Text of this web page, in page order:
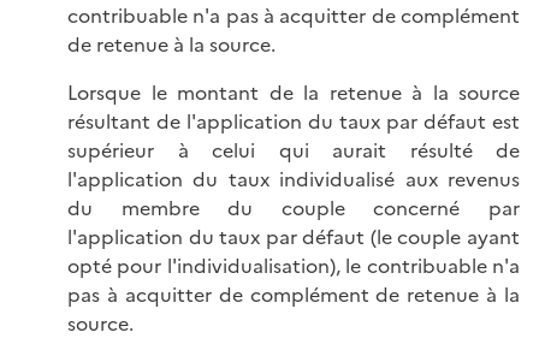
contribuable n'a pas à acquitter de complément
de retenue à la source.
Lorsque le montant de la retenue à la source
résultant de l'application du taux par défaut est
supérieur à celui qui aurait résulté de
l'application du taux individualisé aux revenus
du membre du couple concerné par
l'application du taux par défaut (le couple ayant
opté pour l'individualisation), le contribuable n'a
pas à acquitter de complément de retenue à la
source.